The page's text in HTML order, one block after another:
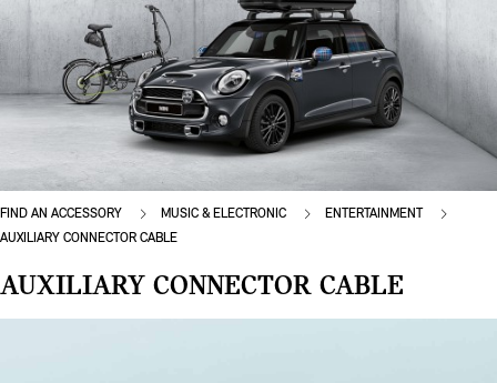
FIND AN ACCESSORY MUSIC & ELECTRONIC
ENTERTAINMENT
AUXILIARY CONNECTOR CABLE
AUXILIARY CONNECTOR CABLE